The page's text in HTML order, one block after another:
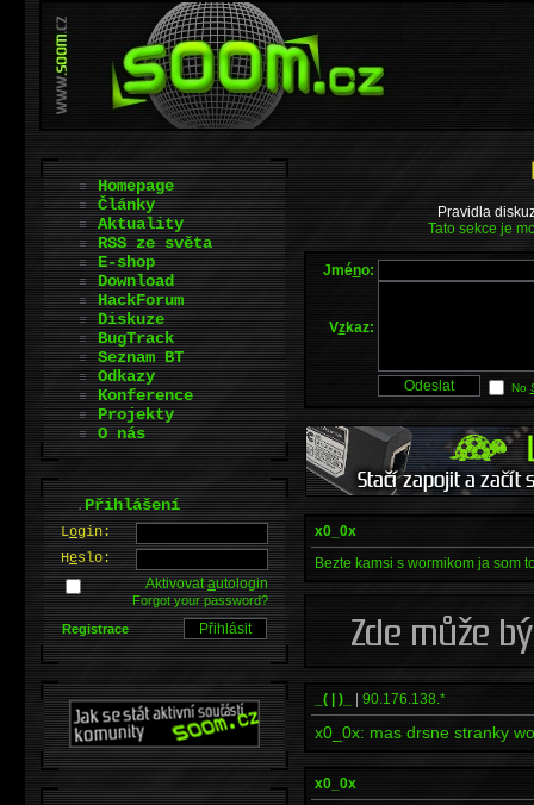
Pravidla
Tato sekce je
Jméno:
Vzkaz:
No
x0_0x
Bezte kamsi s wormikom ja som
_( | )_ 90.176.138.*
x0_0x: mas drsne stranky
x0_0x
Homepage
Články
Aktuality
RSS ze světa
E-shop
Download
HackForum
Diskuze
BugTrack
Seznam BT
Odkazy
Konference
Projekty
O nás
.Přihlášení
Login:
Heslo:
Aktivovatautologin
Forgot your password?
Registrace